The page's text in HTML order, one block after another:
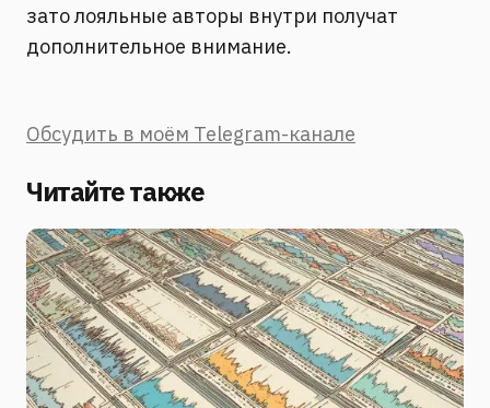
зато лояльные авторы внутри получат
дополнительное внимание.
Обсудить в моём Telegram-канале
Читайте также